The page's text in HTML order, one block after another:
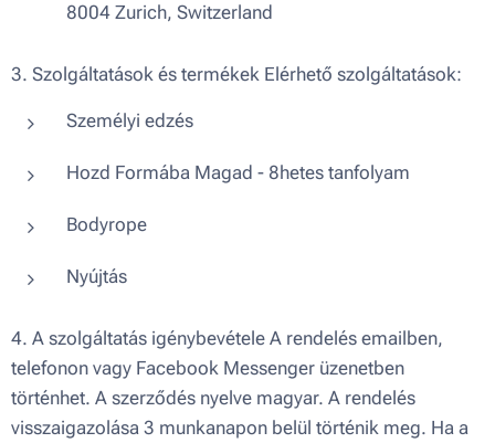
8004 Zurich, Switzerland
3. Szolgáltatások és termékek Elérhető szolgáltatások:
Személyi edzés
Hozd Formába Magad - 8hetes tanfolyam
Bodyrope
Nyújtás
4. A szolgáltatás igénybevétele A rendelés emailben,
telefonon vagy Facebook Messenger üzenetben
történhet. A szerződés nyelve magyar. A rendelés
visszaigazolása 3 munkanapon belül történik meg. Ha a